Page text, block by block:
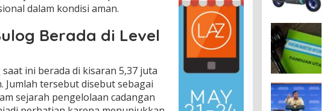
dalam kondisi aman.
Berada di Level
ini berada di kisaran 5,37 juta
tersebut disebut sebagai
sejarah pengelolaan cadangan